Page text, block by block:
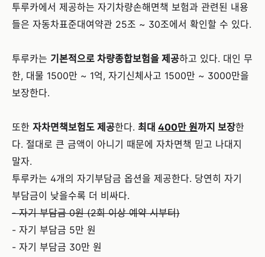
투루카에서 제공하는 자기차량손해면책 보험과 관련된 내용
들은 자동차표준대여약관 25조 ~ 30조에서 확인할 수 있다.
투루카는 기본적으로 차량종합보험을 제공하고 있다. 대인 무
한, 대물 1500만 ~ 1억, 자기신체사고 1500만 ~ 3000만을
보장한다.
또한 자차면책보험도 제공한다. 최대 400만 원까지 보장한
다. 절대로 큰 금액이 아니기 때문에 자차면책 믿고 나대지
말자.
투루카는 4개의 자기부담금 옵션을 제공한다. 당연히 자기
부담금이 낮을수록 더 비싸다.
- 자기 부담금 0원 (2회 이상 예약 시부터)
- 자기 부담금 5만 원
- 자기 부담금 30만 원